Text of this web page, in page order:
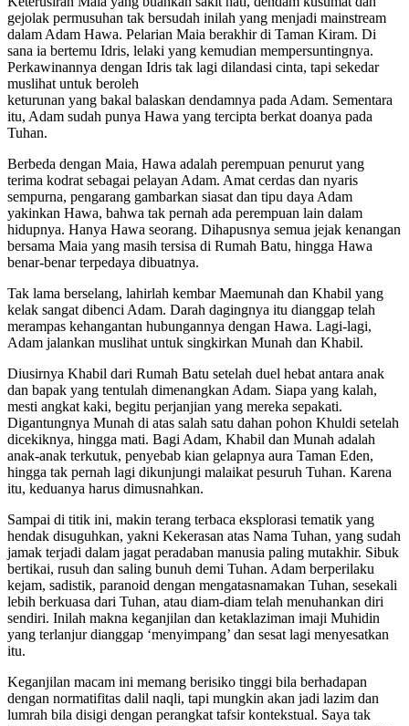
gejolak permusuhan tak bersudah inilah yang menjadi mainstream
dalam Adam Hawa. Pelarian Maia berakhir di Taman Kiram. Di
sana ia bertemu Idris, lelaki yang kemudian mempersuntingnya.
Perkawinannya dengan Idris tak lagi dilandasi cinta, tapi sekedar
muslihat untuk beroleh
keturunan yang bakal balaskan dendamnya pada Adam. Sementara
itu, Adam sudah punya Hawa yang tercipta berkat doanya pada
Tuhan.
Berbeda dengan Maia, Hawa adalah perempuan penurut yang
terima kodrat sebagai pelayan Adam. Amat cerdas dan nyaris
sempurna, pengarang gambarkan siasat dan tipu daya Adam
yakinkan Hawa, bahwa tak pernah ada perempuan lain dalam
hidupnya. Hanya Hawa seorang. Dihapusnya semua jejak kenangan
bersama Maia yang masih tersisa di Rumah Batu, hingga Hawa
benar-benar terpedaya dibuatnya.
Tak lama berselang, lahirlah kembar Maemunah dan Khabil yang
kelak sangat dibenci Adam. Darah dagingnya itu dianggap telah
merampas kehangantan hubungannya dengan Hawa. Lagi-lagi,
Adam jalankan muslihat untuk singkirkan Munah dan Khabil.
Diusirnya Khabil dari Rumah Batu setelah duel hebat antara anak
dan bapak yang tentulah dimenangkan Adam. Siapa yang kalah,
mesti angkat kaki, begitu perjanjian yang mereka sepakati.
Digantungnya Munah di atas salah satu dahan pohon Khuldi setelah
dicekiknya, hingga mati. Bagi Adam, Khabil dan Munah adalah
anak-anak terkutuk, penyebab kian gelapnya aura Taman Eden,
hingga tak pernah lagi dikunjungi malaikat pesuruh Tuhan. Karena
itu, keduanya harus dimusnahkan.
Sampai di titik ini, makin terang terbaca eksplorasi tematik yang
hendak disuguhkan, yakni Kekerasan atas Nama Tuhan, yang sudah
jamak terjadi dalam jagat peradaban manusia paling mutakhir. Sibuk
bertikai, rusuh dan saling bunuh demi Tuhan. Adam berperilaku
kejam, sadistik, paranoid dengan mengatasnamakan Tuhan, sesekali
lebih berkuasa dari Tuhan, atau diam-diam telah menuhankan diri
sendiri. Inilah makna keganjilan dan ketaklaziman imaji Muhidin
yang terlanjur dianggap ‘menyimpang’ dan sesat lagi menyesatkan
itu.
Keganjilan macam ini memang berisiko tinggi bila berhadapan
dengan normatifitas dalil naqli, tapi mungkin akan jadi lazim dan
lumrah bila disigi dengan perangkat tafsir kontekstual. Saya tak